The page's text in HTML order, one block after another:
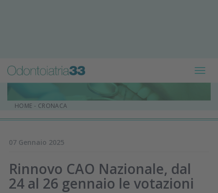
HOME - CRONACA
07 Gennaio 2025
Rinnovo CAO Nazionale, dal
24 al 26 gennaio le votazioni